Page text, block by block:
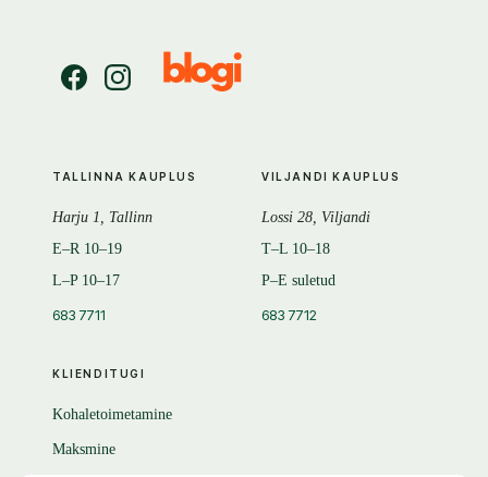
KLIENDITUGI
Kohaletoimetamine
Maksmine
TALLINNA KAUPLUS
Harju 1, Tallinn
E–R 10–19
L–P 10–17
683 7711
VILJANDI KAUPLUS
Lossi 28, Viljandi
T–L 10–18
P–E suletud
683 7712